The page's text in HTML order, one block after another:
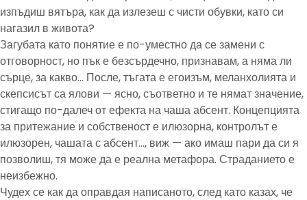
изпъдиш вятъра, как да излезеш с чисти обувки, като си
нагазил в живота?
Загубата като понятие е по-уместно да се замени с
отговорност, но пък е безсърдечно, признавам, а няма ли
сърце, за какво… После, тъгата е егоизъм, меланхолията и
скепсисът са ялови — ясно, съответно и те нямат значение,
стигащо по-далеч от ефекта на чаша абсент. Концепцията
за притежание и собственост е илюзорна, контролът е
илюзорен, чашата с абсент…, виж — ако имаш пари да си я
позволиш, тя може да е реална метафора. Страданието е
неизбежно.
Чудех се как да оправдая написаното, след като казах, че